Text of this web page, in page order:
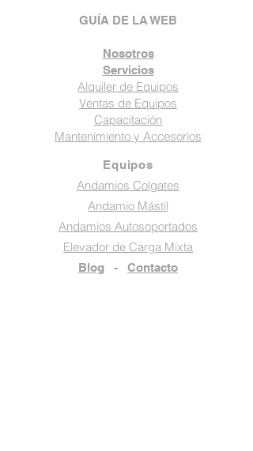
GUÍA DE LA WEB
Nosotros
Servicios
Alquiler de Equipos
Ventas de Equipos
Capacitación
Mantenimiento y Accesorios
Equipos
Andamios Colgates
Andamio Mástil
Andamios Autosoportados
Elevador de Carga Mixta
Blog - Contacto